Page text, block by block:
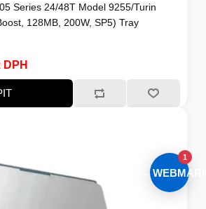
Series 24/48T Model 9255/Turin
128MB, 200W, SP5) Tray
AI →
1